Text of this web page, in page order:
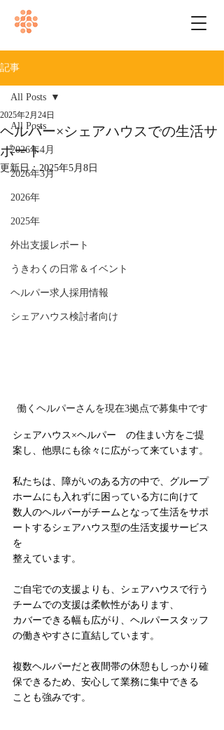
記事
All Posts
2026年4月
2026年3月
2026年
2025年
外出支援レポート
うきわくの日常＆イベント
ヘルパー求人採用情報
シェアハウス検討者向け
All Posts
ヘルパー×シェアハウスでの生活サ
ポート
2025年2月24日
更新日：2025年5月8日
働くヘルパーさんを現在3拠点で募集中です
シェアハウス×ヘルパー　の住まい方をご提
案し、他県にも徐々に広がって来ています。
私たちは、障がいのある方の中で、グループ
ホームにも入れずに困っている方に向けて
数人のヘルパーがチームとなって生活をサポ
ートするシェアハウス型の生活支援サービス
を
整えています。
ご自宅での支援よりも、シェアハウスで行う
チームでの支援は柔軟性があります、
カバーできる幅も広がり、ヘルパースタッフ
の働きやすさに直結しています。
複数ヘルパーだと夜間帯の休憩もしっかり確
保できるため、安心して業務に集中できる
ことも強みです。